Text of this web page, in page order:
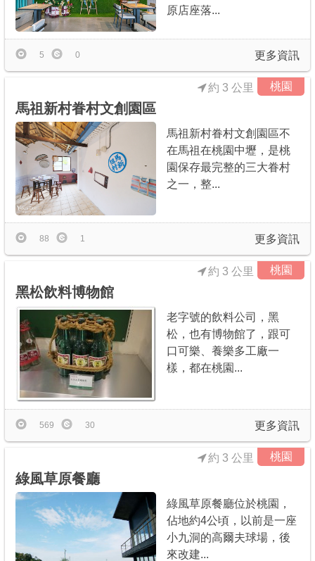
原店座落...
更多資訊
5 0
桃園
馬祖新村眷村文創園區
約 3 公里
馬祖新村眷村文創園區不
在馬祖在桃園中壢，是桃
園保存最完整的三大眷村
之一，整...
更多資訊
88 1
桃園
黑松飲料博物館‎
約 3 公里
老字號的飲料公司，黑
松，也有博物館了，跟可
口可樂、養樂多工廠一
樣，都在桃園...
更多資訊
569 30
桃園
綠風草原餐廳
約 3 公里
綠風草原餐廳位於桃園，
佔地約4公頃，以前是一座
小九洞的高爾夫球場，後
來改建...